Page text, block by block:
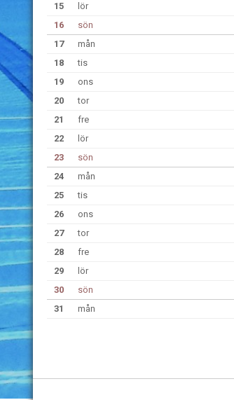
15
lör
16
sön
17
mån
18
tis
19
ons
20
tor
21
fre
22
lör
23
sön
24
mån
25
tis
26
ons
27
tor
28
fre
29
lör
30
sön
31 mån